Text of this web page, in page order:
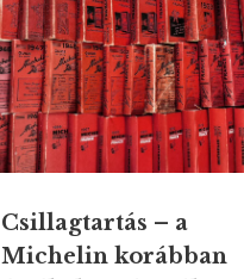
Csillagtartás – a
Michelin korábban